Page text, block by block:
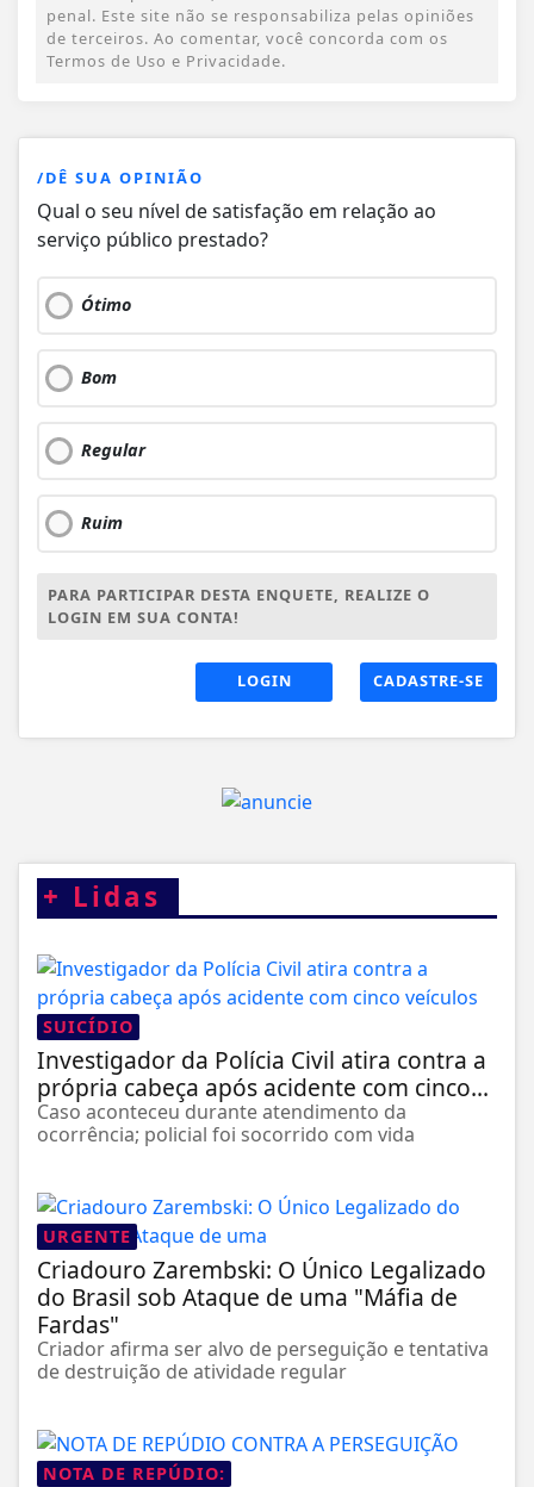
penal. Este site não se responsabiliza pelas opiniões
de terceiros. Ao comentar, você concorda com os
Termos de Uso e Privacidade.
/DÊ SUA OPINIÃO
Qual o seu nível de satisfação em relação ao
serviço público prestado?
Ótimo
Bom
Regular
Ruim
PARA PARTICIPAR DESTA ENQUETE, REALIZE O
LOGIN EM SUA CONTA!
LOGIN CADASTRE-SE
+ Lidas
SUICÍDIO
Investigador da Polícia Civil atira contra a
própria cabeça após acidente com cinco...
Caso aconteceu durante atendimento da
ocorrência; policial foi socorrido com vida
URGENTE
Criadouro Zarembski: O Único Legalizado
do Brasil sob Ataque de uma "Máfia de
Fardas"
Criador afirma ser alvo de perseguição e tentativa
de destruição de atividade regular
NOTA DE REPÚDIO: